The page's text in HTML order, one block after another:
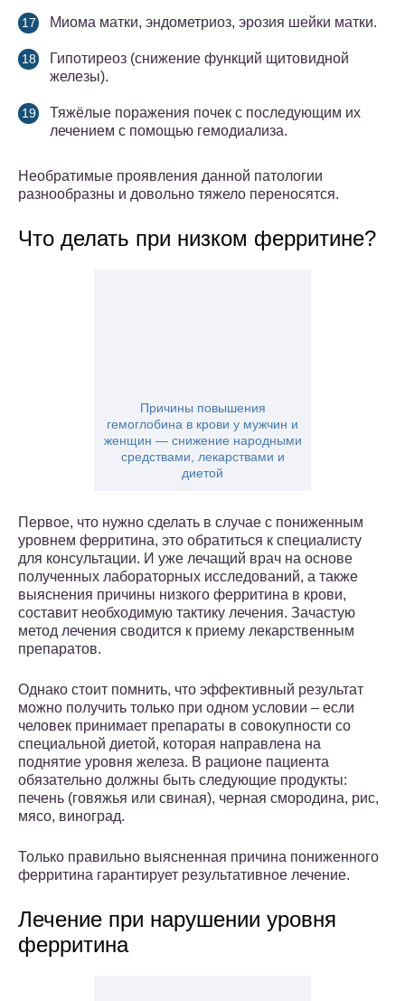
Миома матки, эндометриоз, эрозия шейки матки.
Гипотиреоз (снижение функций щитовидной
железы).
Тяжёлые поражения почек с последующим их
лечением с помощью гемодиализа.
Необратимые проявления данной патологии
разнообразны и довольно тяжело переносятся.
Что делать при низком ферритине?
Причины повышения
гемоглобина в крови у мужчин и
женщин — снижение народными
средствами, лекарствами и
диетой
Первое, что нужно сделать в случае с пониженным
уровнем ферритина, это обратиться к специалисту
для консультации. И уже лечащий врач на основе
полученных лабораторных исследований, а также
выяснения причины низкого ферритина в крови,
составит необходимую тактику лечения. Зачастую
метод лечения сводится к приему лекарственным
препаратов.
Однако стоит помнить, что эффективный результат
можно получить только при одном условии – если
человек принимает препараты в совокупности со
специальной диетой, которая направлена на
поднятие уровня железа. В рационе пациента
обязательно должны быть следующие продукты:
печень (говяжья или свиная), черная смородина, рис,
мясо, виноград.
Только правильно выясненная причина пониженного
ферритина гарантирует результативное лечение.
Лечение при нарушении уровня
ферритина